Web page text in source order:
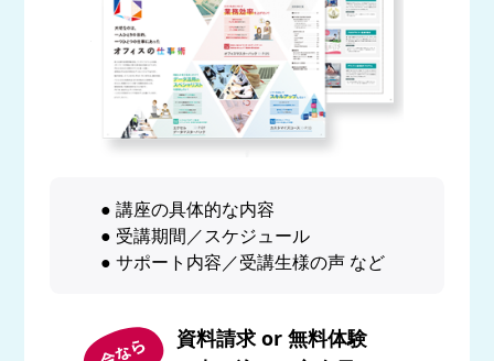
● 講座の具体的な内容
● 受講期間／スケジュール
● サポート内容／受講生様の声 など
資料請求 or 無料体験